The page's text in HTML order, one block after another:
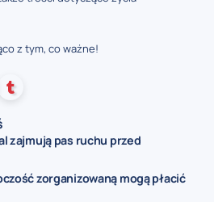
z tym, co ważne!
zajmują pas ruchu przed
zorganizowaną mogą płacić